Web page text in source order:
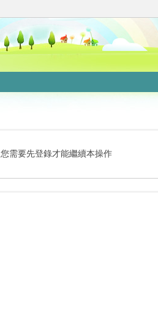
您需要先登錄才能繼續本操作